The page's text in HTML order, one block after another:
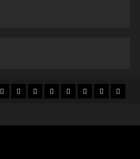
HomeNasionalHukumPolitikEkonomiPendidikan
Kesehatan